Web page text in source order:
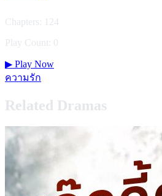
Chapters: 124
Play Count: 0
▶ Play Now
ความรัก
Related Dramas